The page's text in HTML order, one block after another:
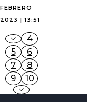
FEBRERO
2023 | 13:51
4
5
6
7
8
9
10